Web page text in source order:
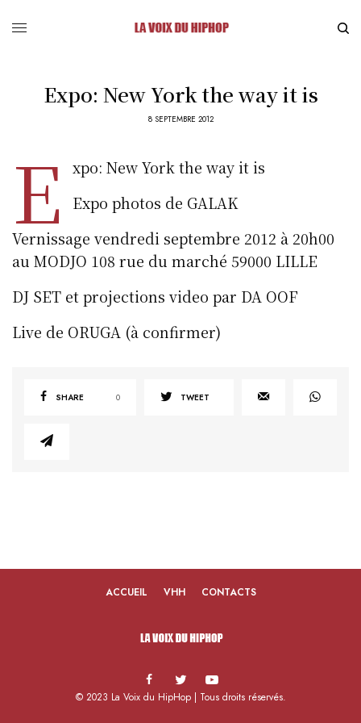
Expo: New York the way it is
8 SEPTEMBRE 2012
E
xpo: New York the way it is
Expo photos de GALAK
Vernissage vendredi septembre 2012 à 20h00
au MODJO 108 rue du marché 59000 LILLE
DJ SET et projections video par DA OOF
Live de ORUGA (à confirmer)
SHARE 0 TWEET
ACCUEIL VHH CONTACTS
© 2023 La Voix du HipHop | Tous droits réservés.